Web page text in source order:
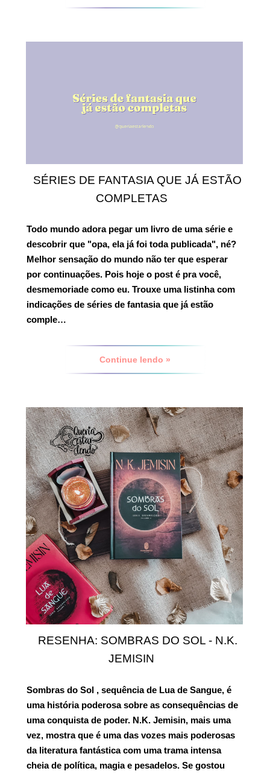
SÉRIES DE FANTASIA QUE JÁ ESTÃO
COMPLETAS
Todo mundo adora pegar um livro de uma série e
descobrir que "opa, ela já foi toda publicada", né?
Melhor sensação do mundo não ter que esperar
por continuações. Pois hoje o post é pra você,
desmemoriade como eu. Trouxe uma listinha com
indicações de séries de fantasia que já estão
comple…
Continue lendo »
RESENHA: SOMBRAS DO SOL - N.K.
JEMISIN
Sombras do Sol , sequência de Lua de Sangue, é
uma história poderosa sobre as consequências de
uma conquista de poder. N.K. Jemisin, mais uma
vez, mostra que é uma das vozes mais poderosas
da literatura fantástica com uma trama intensa
cheia de política, magia e pesadelos. Se gostou